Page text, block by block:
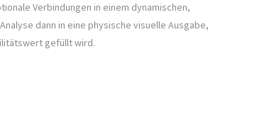
Verbindungen in einem dynamischen,
dann in eine physische visuelle Ausgabe,
gefüllt wird.